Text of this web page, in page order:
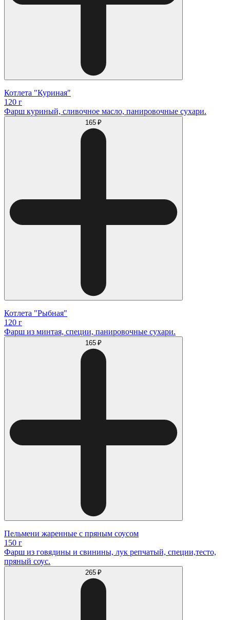
Котлета "Куриная"
120 г
Фарш куриный, сливочное масло, панировочные сухари.
165 ₽
Котлета "Рыбная"
120 г
Фарш из минтая, специи, панировочные сухари.
165 ₽
Пельмени жаренные с пряным соусом
150 г
Фарш из говядины и свинины, лук репчатый, специи,тесто,
пряный соус.
265 ₽